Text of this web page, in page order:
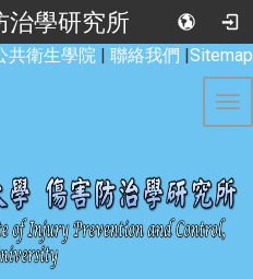
治學研究所
共衛生學院 | 聯絡我們 |Sitemap